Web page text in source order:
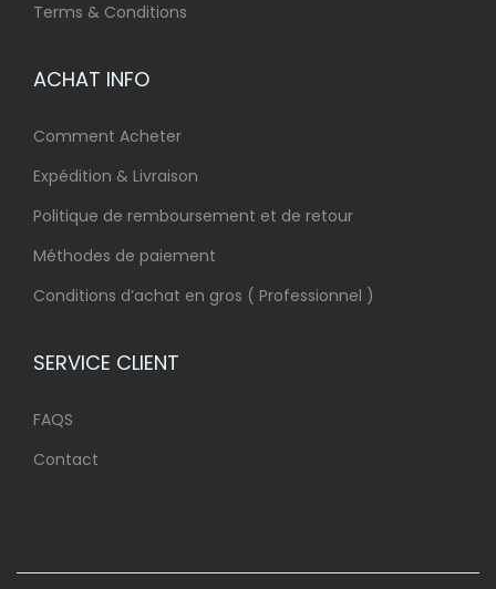
Terms & Conditions
ACHAT INFO
Comment Acheter
Expédition & Livraison
Politique de remboursement et de retour
Méthodes de paiement
Conditions d’achat en gros ( Professionnel )
SERVICE CLIENT
FAQS
Contact